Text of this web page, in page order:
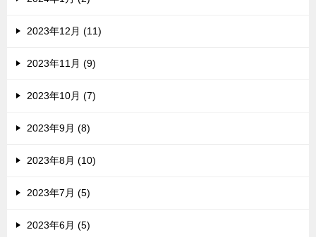
2023年12月 (11)
2023年11月 (9)
2023年10月 (7)
2023年9月 (8)
2023年8月 (10)
2023年7月 (5)
2023年6月 (5)